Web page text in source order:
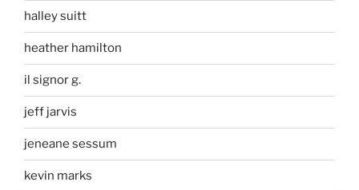
halley suitt
heather hamilton
il signor g.
jeff jarvis
jeneane sessum
kevin marks